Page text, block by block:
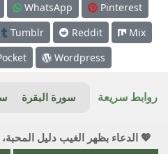
WhatsApp
Pinterest
Tumblr Reddit
Mix
Wordpress
روابط سريعة سورة البقرة
💖 الدعاء بظهر الغيب دليل